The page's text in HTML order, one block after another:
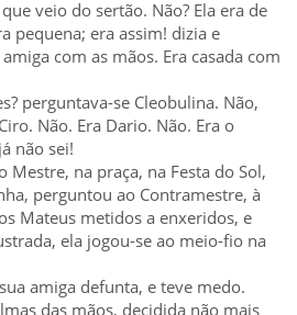
veio do sertão. Não? Ela era de
pequena; era assim! dizia e
com as mãos. Era casada com
perguntava-se Cleobulina. Não,
Não. Era Dario. Não. Era o
não sei!
Mestre, na praça, na Festa do Sol,
perguntou ao Contramestre, à
Mateus metidos a enxeridos, e
ela jogou-se ao meio-fio na
amiga defunta, e teve medo.
das mãos, decidida não mais